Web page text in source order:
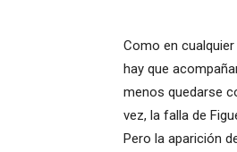
Como en
hay que
menos quedarse
vez, la falla de
Pero la aparición